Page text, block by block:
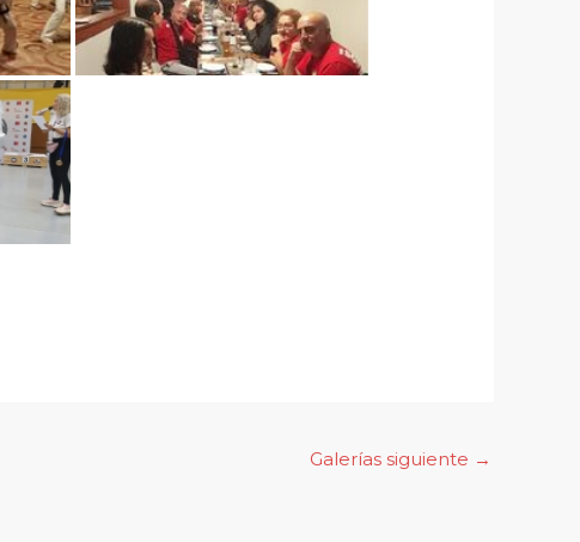
Galerías siguiente →